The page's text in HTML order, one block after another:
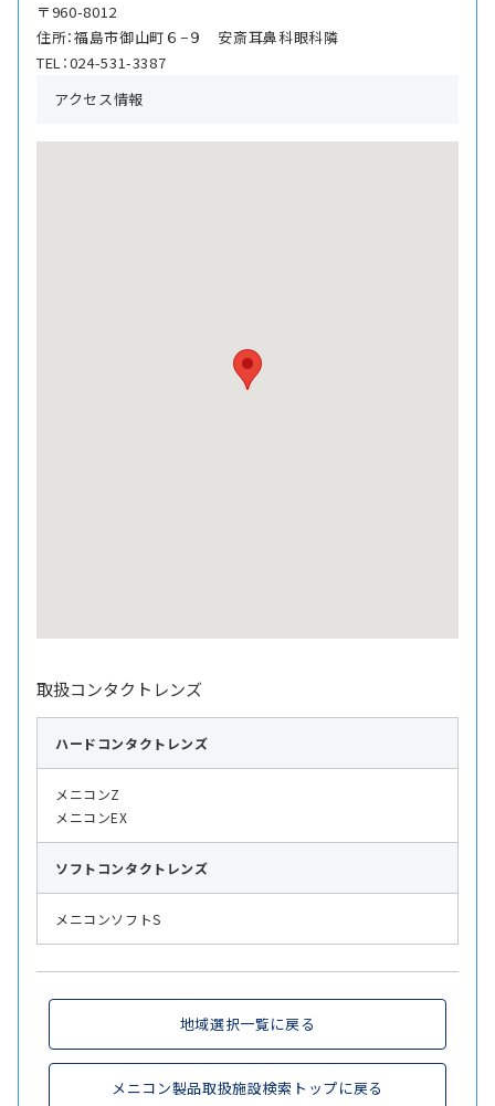
〒960-8012
住所：福島市御山町６−９ 安斎耳鼻科眼科隣
TEL：024-531-3387
アクセス情報
取扱コンタクトレンズ
ハード コンタクトレンズ
メニコンZ
メニコンEX
ソフト コンタクトレンズ
メニコンソフトS
地域選択一覧に戻る
メニコン製品取扱施設検索トップに戻る